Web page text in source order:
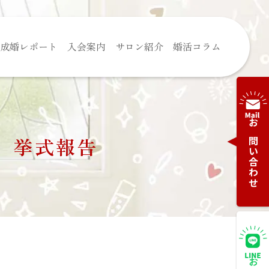
婚レポート 入会案内 サロン紹介 婚活コラム
挙式報告 お問い合わせ